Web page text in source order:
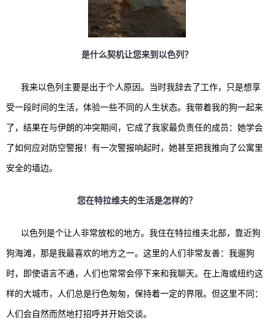
是什么契机让您来到以色列？
我来以色列主要是出于个人原因。当时我辞去了工作，只是想享
受一段时间的生活，体验一些不同的人生状态。我带着我的狗一起来
了，结果在与伊朗的冲突期间，它成了我家最负责任的成员：她学会
了如何应对防空警报！有一次警报响起时，她甚至把我推向了公寓里
安全的墙边。
您在特拉维夫的生活是怎样的？
以色列是个让人非常放松的地方。我住在特拉维夫北部，靠近狗
狗海滩，那是我最喜欢的地方之一。这里的人们非常友善：我遛狗
时，即使语言不通，人们也常常会停下来和我聊天。在上海或纽约这
样的大城市，人们总是行色匆匆，保持着一定的界限。但这里不同：
人们会自然而然地打招呼并开始交谈。